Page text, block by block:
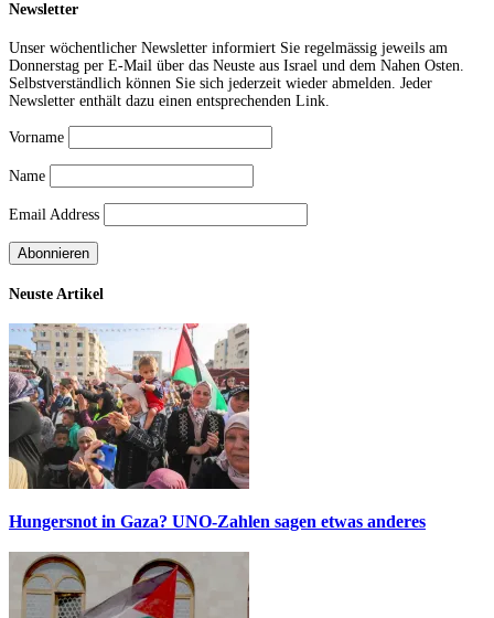
Newsletter
Unser wöchentlicher Newsletter informiert Sie regelmässig jeweils am
Donnerstag per E-Mail über das Neuste aus Israel und dem Nahen Osten.
Selbstverständlich können Sie sich jederzeit wieder abmelden. Jeder
Newsletter enthält dazu einen entsprechenden Link.
Vorname
Name
Email Address
Neuste Artikel
Hungersnot in Gaza? UNO-Zahlen sagen etwas anderes